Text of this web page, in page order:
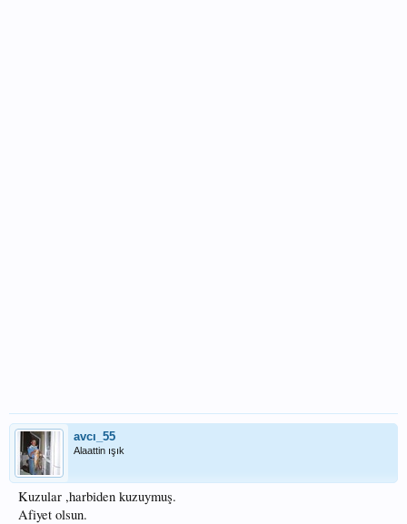
avcı_55
Alaattin ışık
Kuzular ,harbiden kuzuymuş.
Afiyet olsun.